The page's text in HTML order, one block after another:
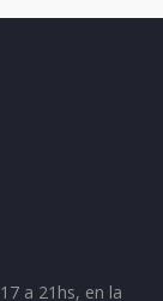
a 21hs, en la